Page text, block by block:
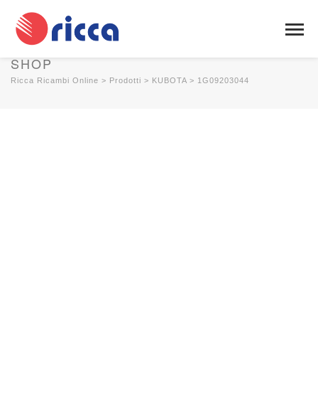
SHOP
Ricca Ricambi Online > Prodotti > KUBOTA > 1G09203044